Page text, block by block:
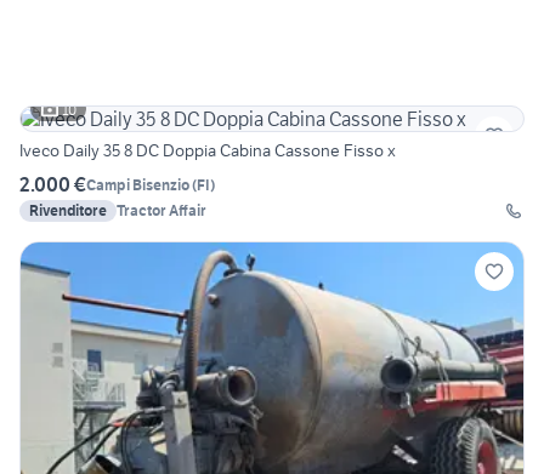
10
Iveco Daily 35 8 DC Doppia Cabina Cassone Fisso x
2.000 €Campi Bisenzio(FI)
Rivenditore Tractor Affair